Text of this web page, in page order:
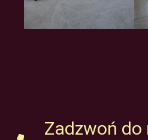
Zadzwoń do